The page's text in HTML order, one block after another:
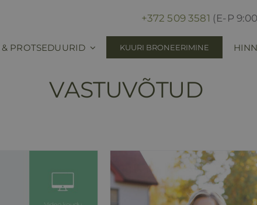
+372 509 3581 (E-P
PROTSEDUURID KUURI BRONEERIMINE
VASTUVÕTUD